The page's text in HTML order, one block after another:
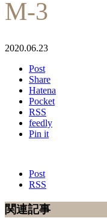
M-3
2020.06.23
Post
Share
Hatena
Pocket
RSS
feedly
Pin it
Post
RSS
関連記事